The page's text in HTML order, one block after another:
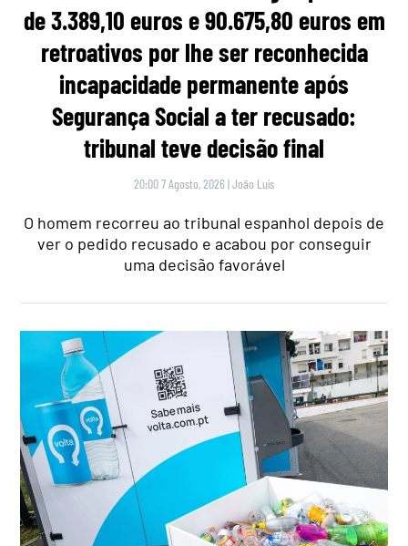
de 3.389,10 euros e 90.675,80 euros em
retroativos por lhe ser reconhecida
incapacidade permanente após
Segurança Social a ter recusado:
tribunal teve decisão final
20:00 7 Agosto, 2026 |João Luís
O homem recorreu ao tribunal espanhol depois de
ver o pedido recusado e acabou por conseguir
uma decisão favorável